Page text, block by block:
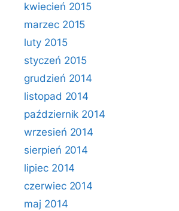
kwiecień 2015
marzec 2015
luty 2015
styczeń 2015
grudzień 2014
listopad 2014
październik 2014
wrzesień 2014
sierpień 2014
lipiec 2014
czerwiec 2014
maj 2014